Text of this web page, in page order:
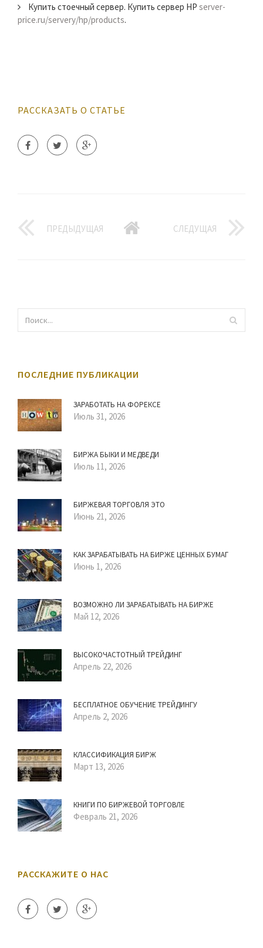
Купить стоечный сервер. Купить сервер HP server-
price.ru/servery/hp/products.
РАССКАЗАТЬ О СТАТЬЕ
ПРЕДЫДУЩАЯ СЛЕДУЩАЯ
ПОСЛЕДНИЕ ПУБЛИКАЦИИ
ЗАРАБОТАТЬ НА ФОРЕКСЕ
Июль 31, 2026
БИРЖА БЫКИ И МЕДВЕДИ
Июль 11, 2026
БИРЖЕВАЯ ТОРГОВЛЯ ЭТО
Июнь 21, 2026
КАК ЗАРАБАТЫВАТЬ НА БИРЖЕ ЦЕННЫХ БУМАГ
Июнь 1, 2026
ВОЗМОЖНО ЛИ ЗАРАБАТЫВАТЬ НА БИРЖЕ
Май 12, 2026
ВЫСОКОЧАСТОТНЫЙ ТРЕЙДИНГ
Апрель 22, 2026
БЕСПЛАТНОЕ ОБУЧЕНИЕ ТРЕЙДИНГУ
Апрель 2, 2026
КЛАССИФИКАЦИЯ БИРЖ
Март 13, 2026
КНИГИ ПО БИРЖЕВОЙ ТОРГОВЛЕ
Февраль 21, 2026
РАССКАЖИТЕ О НАС